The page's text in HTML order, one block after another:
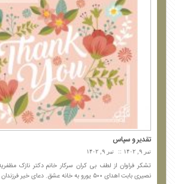
تقدیر و سپاس
تیر ۹, ۱۴۰۲ تیر ۹, ۱۴۰۲
تشکر فراوان از لطف بی کران سرکار خانم دکتر نازک
نصیری بابت اهدای ۵۰۰ یورو به خانه عشق. دعای خیر فرزندان بدرقه راهشان باد.